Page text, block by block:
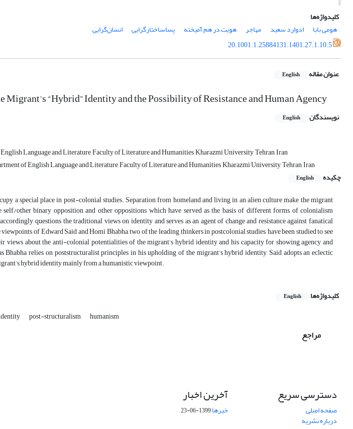
کلیدواژه‌ها
هومی بابا
ادوارد سعید مهاجر هویت در هم آمیخته پساساختارگرایی
انسان‌گرایی
20.1001.1.25884131.1401.27.1.10.5
عنوان مقاله English
Migrant’s “Hybrid” Identity and the Possibility of Resistance and Human Agency
نویسندگان English
Language and Literature, Faculty of Literature and Humanities, Kharazmi University, Tehran, Iran
of English Language and Literature, Faculty of Literature and Humanities, Kharazmi University, Tehran, Iran
چکیده
English
a special place in post-colonial studies. Separation from homeland and living in an alien culture make the migrant
other binary opposition and other oppositions which have served as the basis of different forms of colonialism
questions the traditional views on identity and serves as an agent of change and resistance against fanatical
of Edward Said and Homi Bhabha, two of the leading thinkers in postcolonial studies, have been studied to see
views about the anti-colonial potentialities of the migrant’s hybrid identity and his capacity for showing agency and
Bhabha relies on poststructuralist principles in his upholding of the migrant’s hybrid identity, Said adopts an eclectic
hybrid identity mainly from a humanistic viewpoint.
کلیدواژه‌ها English
post-structuralism humanism
مراجع
دسترسی سریع
صفحه اصلی
درباره نشریه
آخرین اخبار
خبرها1399-06-23